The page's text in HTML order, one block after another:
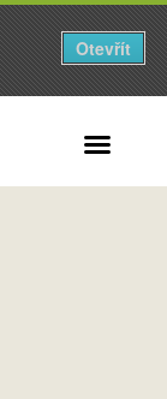
Otevřít